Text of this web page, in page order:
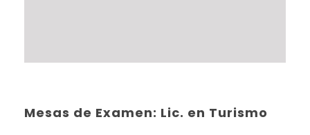
Mesas de Examen: Lic. en Turismo